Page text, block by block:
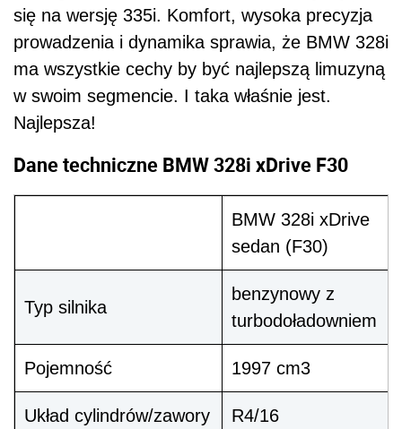
się na wersję 335i. Komfort, wysoka precyzja
prowadzenia i dynamika sprawia, że BMW 328i
ma wszystkie cechy by być najlepszą limuzyną
w swoim segmencie. I taka właśnie jest.
Najlepsza!
Dane techniczne BMW 328i xDrive F30
BMW 328i xDrive
sedan (F30)
Typ silnika
benzynowy z
turbodoładowniem
Pojemność 1997 cm3
Układ cylindrów/zawory R4/16